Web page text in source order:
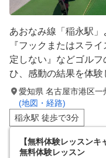
あおなみ線「稲永駅
『フックまたはスラ
定しない』などゴル
ひ、感動の結果を体験
愛知県 名古屋市港区
(地図・経路)
稲永駅 徒歩で3分
【無料体験レッスン
無料体験レッスン